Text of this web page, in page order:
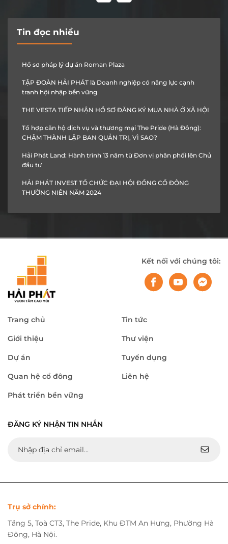
Tin đọc nhiều
Hồ sơ pháp lý dự án Roman Plaza
TẬP ĐOÀN HẢI PHÁT là Doanh nghiệp có năng lực cạnh
tranh hội nhập bền vững
THE VESTA TIẾP NHẬN HỒ SƠ ĐĂNG KÝ MUA NHÀ Ở XÃ HỘI
Tổ hợp căn hộ dịch vụ và thương mại The Pride (Hà Đông):
CHẬM THÀNH LẬP BAN QUẢN TRỊ, VÌ SAO?
Hải Phát Land: Hành trình 13 năm từ Đơn vị phân phối lên Chủ
đầu tư
HẢI PHÁT INVEST TỔ CHỨC ĐẠI HỘI ĐỒNG CỔ ĐÔNG
THƯỜNG NIÊN NĂM 2024
Kết nối với chúng tôi:
Trang chủ
Giới thiệu
Dự án
Quan hệ cổ đông
Phát triển bền vững
Tin tức
Thư viện
Tuyển dụng
Liên hệ
ĐĂNG KÝ NHẬN TIN NHẮN
Trụ sở chính:
Tầng 5, Toà CT3, The Pride, Khu ĐTM An Hưng, Phường Hà
Đông, Hà Nội.